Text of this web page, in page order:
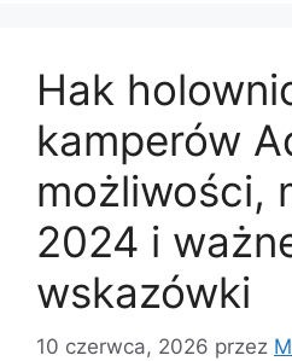
Hak
kamperów
możliwości,
2024 i
wskazówki
10 czerwca, 2026 przez